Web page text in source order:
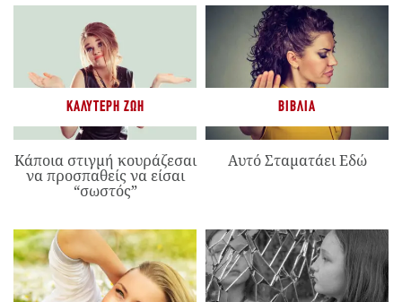
ΚΑΛΎΤΕΡΗ ΖΩΉ
Κάποια στιγμή κουράζεσαι
να προσπαθείς να είσαι
“σωστός”
ΒΙΒΛΊΑ
Αυτό Σταματάει Εδώ